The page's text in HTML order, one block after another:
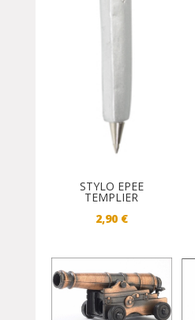
STYLO EPEE
TEMPLIER
2,90 €